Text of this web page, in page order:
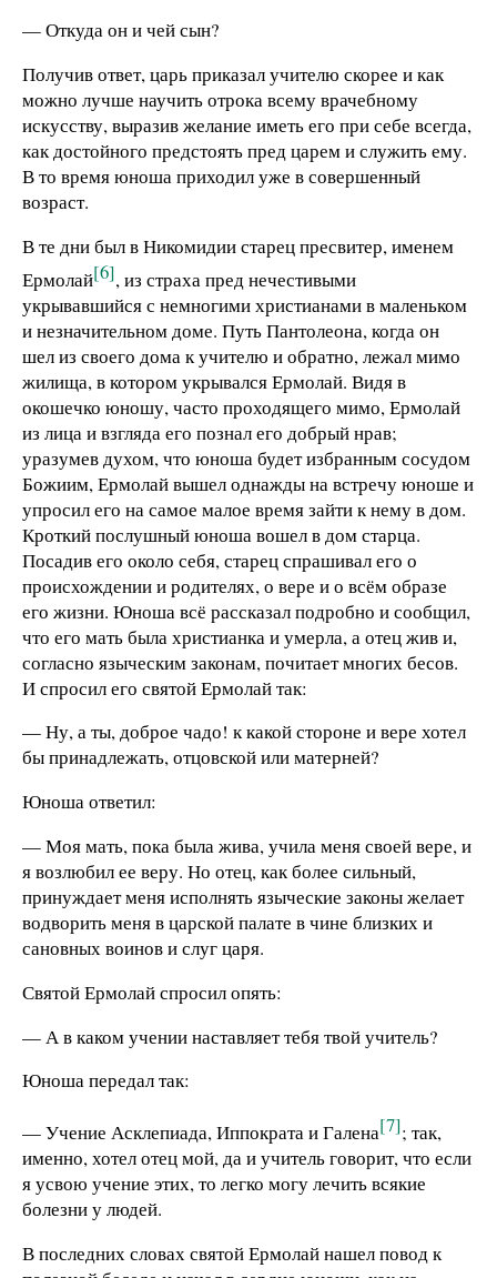
— Откуда он и чей сын?
Получив ответ, царь приказал учителю скорее и как
можно лучше научить отрока всему врачебному
искусству, выразив желание иметь его при себе всегда,
как достойного предстоять пред царем и служить ему.
В то время юноша приходил уже в совершенный
возраст.
В те дни был в Никомидии старец пресвитер, именем
Ермолай[6], из страха пред нечестивыми
укрывавшийся с немногими христианами в маленьком
и незначительном доме. Путь Пантолеона, когда он
шел из своего дома к учителю и обратно, лежал мимо
жилища, в котором укрывался Ермолай. Видя в
окошечко юношу, часто проходящего мимо, Ермолай
из лица и взгляда его познал его добрый нрав;
уразумев духом, что юноша будет избранным сосудом
Божиим, Ермолай вышел однажды на встречу юноше и
упросил его на самое малое время зайти к нему в дом.
Кроткий послушный юноша вошел в дом старца.
Посадив его около себя, старец спрашивал его о
происхождении и родителях, о вере и о всём образе
его жизни. Юноша всё рассказал подробно и сообщил,
что его мать была христианка и умерла, а отец жив и,
согласно языческим законам, почитает многих бесов.
И спросил его святой Ермолай так:
— Ну, а ты, доброе чадо! к какой стороне и вере хотел
бы принадлежать, отцовской или матерней?
Юноша ответил:
— Моя мать, пока была жива, учила меня своей вере, и
я возлюбил ее веру. Но отец, как более сильный,
принуждает меня исполнять языческие законы желает
водворить меня в царской палате в чине близких и
сановных воинов и слуг царя.
Святой Ермолай спросил опять:
— А в каком учении наставляет тебя твой учитель?
Юноша передал так:
— Учение Асклепиада, Иппократа и Галена[7]; так,
именно, хотел отец мой, да и учитель говорит, что если
я усвою учение этих, то легко могу лечить всякие
болезни у людей.
В последних словах святой Ермолай нашел повод к